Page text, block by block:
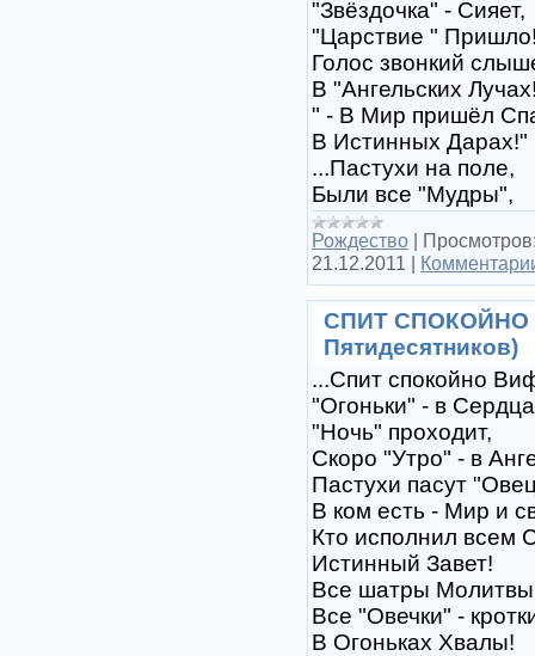
"Звёздочка" - Сияет,
"Царствие "
Голос звонкий
В "Ангельских
" - В Мир пришёл
В Истинных Дарах!"
...Пастухи на поле,
Были все "Мудры",
Рождество |
21.12.2011 |
СПИТ СПОКОЙНО
Пятидесятников)
...Спит спокойно
"Огоньки" - в
"Ночь" проходит,
Скоро "Утро" - в
Пастухи пасут
В ком есть - Мир и
Кто исполнил всем
Истинный Завет!
Все шатры
Все "Овечки" -
В Огоньках Хвалы!